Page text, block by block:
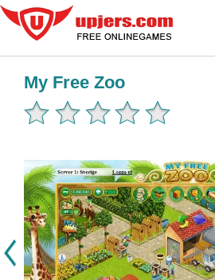
My Free Zoo